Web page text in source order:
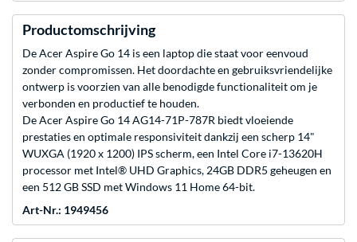
Productomschrijving
De Acer Aspire Go 14 is een laptop die staat voor eenvoud
zonder compromissen. Het doordachte en gebruiksvriendelijke
ontwerp is voorzien van alle benodigde functionaliteit om je
verbonden en productief te houden.
De Acer Aspire Go 14 AG14-71P-787R biedt vloeiende
prestaties en optimale responsiviteit dankzij een scherp 14"
WUXGA (1920 x 1200) IPS scherm, een Intel Core i7-13620H
processor met Intel® UHD Graphics, 24GB DDR5 geheugen en
een 512 GB SSD met Windows 11 Home 64-bit.
Art-Nr.: 1949456